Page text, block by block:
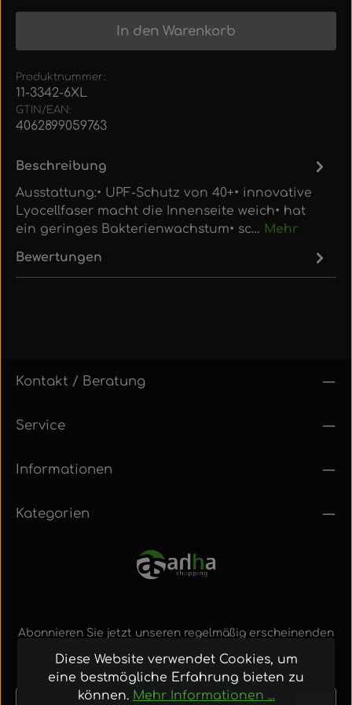
In den Warenkorb
Produktnummer:
11-3342-6XL
GTIN/EAN:
4062899059763
Beschreibung
Ausstattung:• UPF-Schutz von 40+• innovative
Lyocellfaser macht die Innenseite weich• hat
ein geringes Bakterienwachstum• sc… Mehr
Bewertungen
Kontakt / Beratung
Service
Informationen
Kategorien
Abonnieren Sie jetzt unseren regelmäßig erscheinenden
Angebote informiert zu werden.
E-Mail-Adresse*
Diese Website verwendet Cookies, um
eine bestmögliche Erfahrung bieten zu
können. Mehr Informationen ...